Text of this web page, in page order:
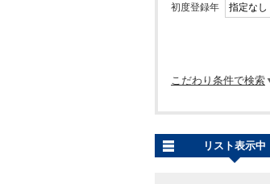
初度登録年
こだわり条件で検索
リスト表示中